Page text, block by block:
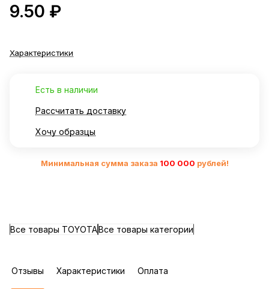
9.50 ₽
Характеристики
Есть в наличии
Рассчитать доставку
Хочу образцы
Минимальная сумма заказа 100 000 рублей!
Все товары TOYOTAВсе товары категории
Отзывы Характеристики Оплата